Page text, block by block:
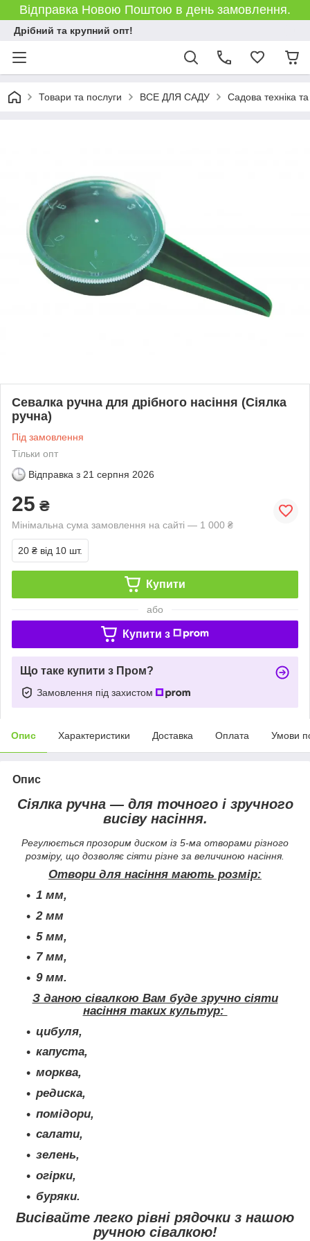
Відправка Новою Поштою в день замовлення.
Дрібний та крупний опт!
Товари та послуги ВСЕ ДЛЯ САДУ Садова техніка
Севалка ручна для дрібного насіння (Сіялка
ручна)
Під замовлення
Тільки опт
Відправка з 21 серпня 2026
25 ₴
Мінімальна сума замовлення на сайті — 1 000 ₴
20 ₴ від 10 шт.
Купити
або
Купити з
Що таке купити з Пром?
Замовлення під захистом
Опис Характеристики Доставка Оплата Умови
Опис
Сіялка ручна ― для точного і зручного
висіву насіння.
Регулюється прозорим диском із 5-ма отворами різного
розміру, що дозволяє сіяти різне за величиною насіння.
Отвори для насіння мають розмір:
1 мм,
2 мм
5 мм,
7 мм,
9 мм.
З даною сівалкою Вам буде зручно сіяти
насіння таких культур:
цибуля,
капуста,
морква,
редиска,
помідори,
салати,
зелень,
огірки,
буряки.
Висівайте легко рівні рядочки з нашою
ручною сівалкою!